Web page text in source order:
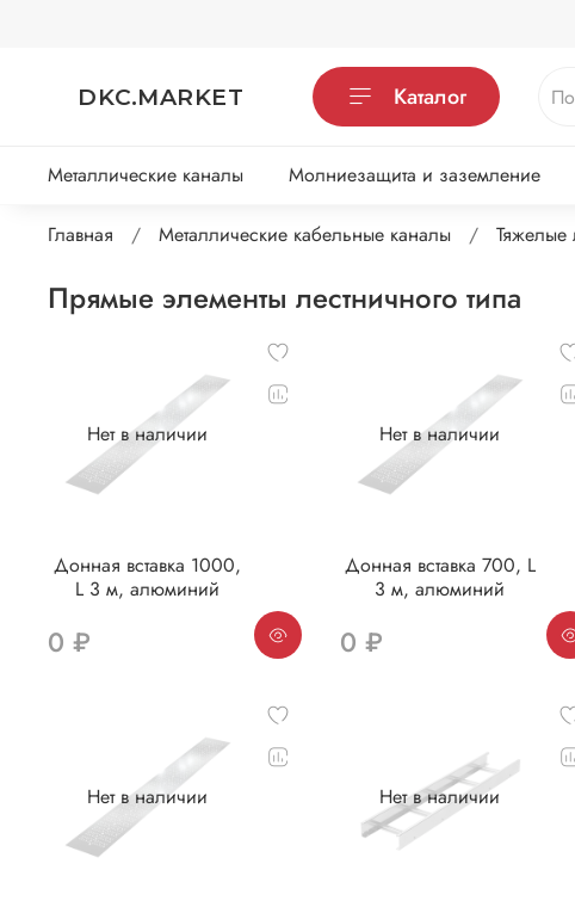
DKC.MARKET Каталог
Металлические каналы Молниезащита и заземление
Главная Металлические кабельные каналы Тяжелые
Прямые элементы лестничного типа
Нет в наличии
Донная вставка 1000,
L 3 м, алюминий
0 ₽
Нет в наличии
Донная вставка 700, L
3 м, алюминий
0 ₽
Нет в наличии Нет в наличии